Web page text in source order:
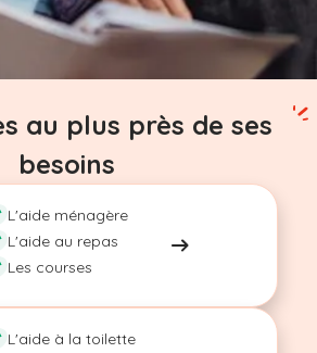
au plus près de ses
besoins
L'aide ménagère
L'aide au repas
Les courses
L'aide à la toilette